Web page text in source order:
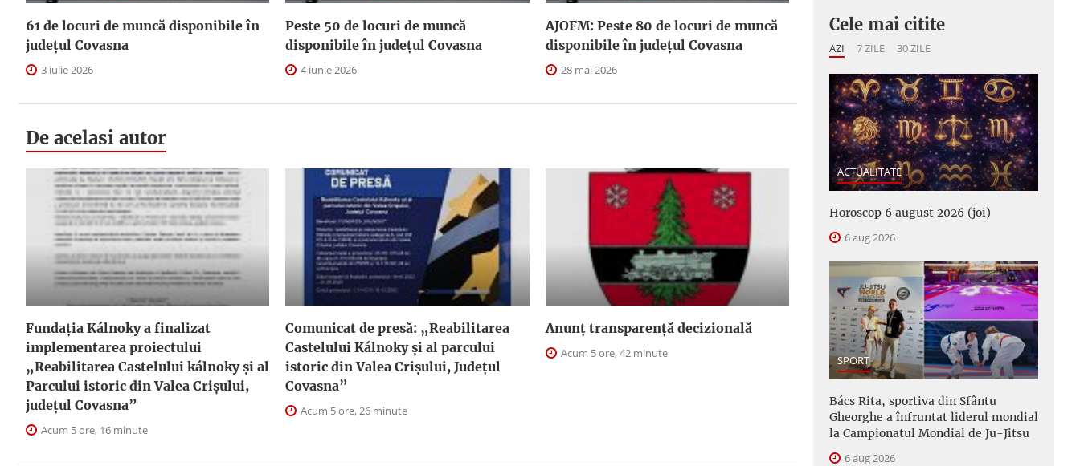
61 de locuri de muncă disponibile în
județul Covasna
3 iulie 2026
Peste 50 de locuri de muncă
disponibile în județul Covasna
4 iunie 2026
AJOFM: Peste 80 de locuri de muncă
disponibile în județul Covasna
28 mai 2026
De acelasi autor
Fundația Kálnoky a finalizat
implementarea proiectului
„Reabilitarea Castelului kálnoky și al
Parcului istoric din Valea Crișului,
județul Covasna”
Acum 5 ore, 16 minute
Comunicat de presă: „Reabilitarea
Castelului Kálnoky și al parcului
istoric din Valea Crișului, Județul
Covasna”
Acum 5 ore, 26 minute
Anunţ transparenţă decizională
Acum 5 ore, 42 minute
Cele mai citite
AZI 7 ZILE 30 ZILE
ACTUALITATE
Horoscop 6 august 2026 (joi)
6 aug 2026
SPORT
Bács Rita, sportiva din Sfântu
Gheorghe a înfruntat liderul mondial
la Campionatul Mondial de Ju-Jitsu
6 aug 2026